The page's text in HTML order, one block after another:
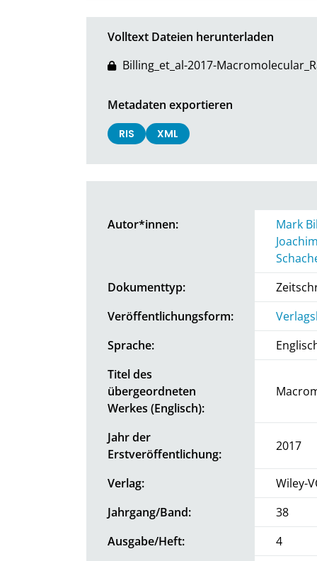
Volltext Dateien herunterladen
Billing_et_al-2017-
Metadaten exportieren
RIS XML
Autor*innen:
Mark
Dokumenttyp:
Veröffentlichungsform:
Sprache:
Titel des
übergeordneten
Werkes (Englisch):
Jahr der
Erstveröffentlichung:
2017
Verlag:
Wiley-
Jahrgang/Band:
38
Ausgabe/Heft:
4